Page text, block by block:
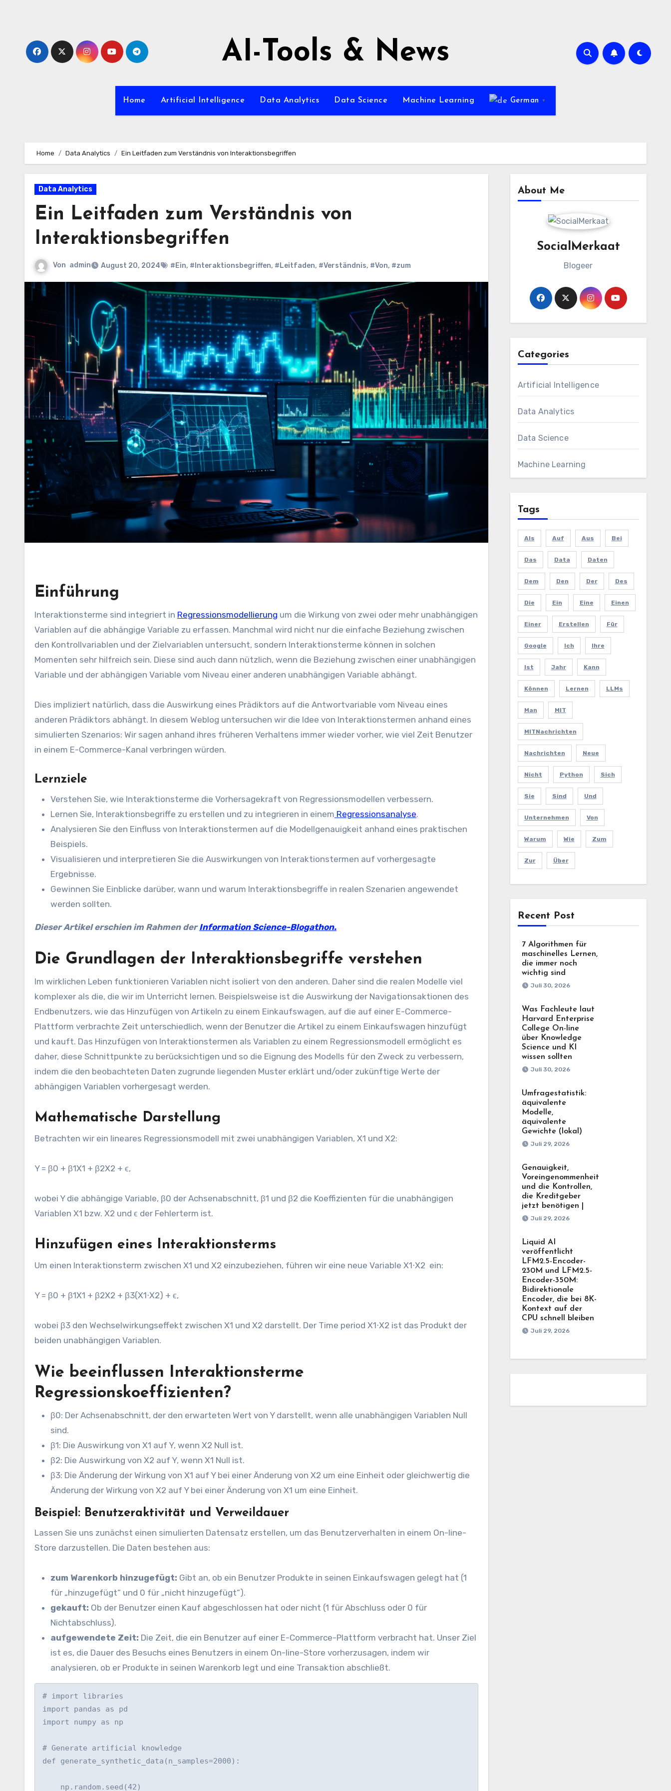
AI-Tools & News
Home Artificial Intelligence Data Analytics Data Science Machine Learning German ▼
Home Data Analytics Ein Leitfaden zum Verständnis von Interaktionsbegriffen
Data Analytics
Ein Leitfaden zum Verständnis von
Interaktionsbegriffen
Von admin August 20, 2024 #Ein, #Interaktionsbegriffen, #Leitfaden, #Verständnis, #Von, #zum
Einführung
Interaktionsterme sind integriert in Regressionsmodellierung um die Wirkung von zwei oder mehr unabhängigen
Variablen auf die abhängige Variable zu erfassen. Manchmal wird nicht nur die einfache Beziehung zwischen
den Kontrollvariablen und der Zielvariablen untersucht, sondern Interaktionsterme können in solchen
Momenten sehr hilfreich sein. Diese sind auch dann nützlich, wenn die Beziehung zwischen einer unabhängigen
Variable und der abhängigen Variable vom Niveau einer anderen unabhängigen Variable abhängt.
Dies impliziert natürlich, dass die Auswirkung eines Prädiktors auf die Antwortvariable vom Niveau eines
anderen Prädiktors abhängt. In diesem Weblog untersuchen wir die Idee von Interaktionstermen anhand eines
simulierten Szenarios: Wir sagen anhand ihres früheren Verhaltens immer wieder vorher, wie viel Zeit Benutzer
in einem E-Commerce-Kanal verbringen würden.
Lernziele
Verstehen Sie, wie Interaktionsterme die Vorhersagekraft von Regressionsmodellen verbessern.
Lernen Sie, Interaktionsbegriffe zu erstellen und zu integrieren in einem Regressionsanalyse.
Analysieren Sie den Einfluss von Interaktionstermen auf die Modellgenauigkeit anhand eines praktischen
Beispiels.
Visualisieren und interpretieren Sie die Auswirkungen von Interaktionstermen auf vorhergesagte
Ergebnisse.
Gewinnen Sie Einblicke darüber, wann und warum Interaktionsbegriffe in realen Szenarien angewendet
werden sollten.
Dieser Artikel erschien im Rahmen derInformation Science-Blogathon.
Die Grundlagen der Interaktionsbegriffe verstehen
Im wirklichen Leben funktionieren Variablen nicht isoliert von den anderen. Daher sind die realen Modelle viel
komplexer als die, die wir im Unterricht lernen. Beispielsweise ist die Auswirkung der Navigationsaktionen des
Endbenutzers, wie das Hinzufügen von Artikeln zu einem Einkaufswagen, auf die auf einer E-Commerce-
Plattform verbrachte Zeit unterschiedlich, wenn der Benutzer die Artikel zu einem Einkaufswagen hinzufügt
und kauft. Das Hinzufügen von Interaktionstermen als Variablen zu einem Regressionsmodell ermöglicht es
daher, diese Schnittpunkte zu berücksichtigen und so die Eignung des Modells für den Zweck zu verbessern,
indem die den beobachteten Daten zugrunde liegenden Muster erklärt und/oder zukünftige Werte der
abhängigen Variablen vorhergesagt werden.
Mathematische Darstellung
Betrachten wir ein lineares Regressionsmodell mit zwei unabhängigen Variablen, X1 und X2:
Y = β0​ + β1​X1​ + β2​X2​ + ϵ,
wobei Y die abhängige Variable, β0​ der Achsenabschnitt, β1​ und β2​ die Koeffizienten für die unabhängigen
Variablen X1​ bzw. X2 und ϵ der Fehlerterm ist.
Hinzufügen eines Interaktionsterms
Um einen Interaktionsterm zwischen X1​ und X2​ einzubeziehen, führen wir eine neue Variable X1⋅X2 ​ ein:
Y = β0 + β1X1 + β2X2 + β3(X1⋅X2) + ϵ,
wobei β3 den Wechselwirkungseffekt zwischen X1​ und X2​ darstellt. Der Time period X1⋅X2 ist das Produkt der
beiden unabhängigen Variablen.
Wie beeinflussen Interaktionsterme
Regressionskoeffizienten?
β0​: Der Achsenabschnitt, der den erwarteten Wert von Y darstellt, wenn alle unabhängigen Variablen Null
sind.
β1​: Die Auswirkung von X1​ auf Y, wenn X2​ Null ist.
β2​: Die Auswirkung von X2​ auf Y, wenn X1​ Null ist.
β3​: Die Änderung der Wirkung von X1​ auf Y bei einer Änderung von X2​ um eine Einheit oder gleichwertig die
Änderung der Wirkung von X2​ auf Y bei einer Änderung von X1​ um eine Einheit.​
Beispiel: Benutzeraktivität und Verweildauer
Lassen Sie uns zunächst einen simulierten Datensatz erstellen, um das Benutzerverhalten in einem On-line-
Store darzustellen. Die Daten bestehen aus:
zum Warenkorb hinzugefügt: Gibt an, ob ein Benutzer Produkte in seinen Einkaufswagen gelegt hat (1
für „hinzugefügt“ und 0 für „nicht hinzugefügt“).
gekauft: Ob der Benutzer einen Kauf abgeschlossen hat oder nicht (1 für Abschluss oder 0 für
Nichtabschluss).
aufgewendete Zeit: Die Zeit, die ein Benutzer auf einer E-Commerce-Plattform verbracht hat. Unser Ziel
ist es, die Dauer des Besuchs eines Benutzers in einem On-line-Store vorherzusagen, indem wir
analysieren, ob er Produkte in seinen Warenkorb legt und eine Transaktion abschließt.
# import libraries
import pandas as pd
import numpy as np
# Generate artificial knowledge
def generate_synthetic_data(n_samples=2000):
About Me
SocialMerkaat
Blogeer
Categories
Artificial Intelligence
Data Analytics
Data Science
Machine Learning
Tags
Als Auf Aus Bei
Das Data Daten
Dem Den Der Des
Die Ein Eine Einen
Einer Erstellen Für
Google Ich Ihre
Ist Jahr Kann
Können Lernen LLMs
Man MIT
MITNachrichten
Nachrichten Neue
Nicht Python Sich
Sie Sind Und
Unternehmen Von
Warum Wie Zum
Zur Über
Recent Post
7 Algorithmen für
maschinelles Lernen,
die immer noch
wichtig sind
Juli 30, 2026
Was Fachleute laut
Harvard Enterprise
College On-line
über Knowledge
Science und KI
wissen sollten
Juli 30, 2026
Umfragestatistik:
äquivalente
Modelle,
äquivalente
Gewichte (lokal)
Juli 29, 2026
Genauigkeit,
Voreingenommenheit
und die Kontrollen,
die Kreditgeber
jetzt benötigen |
Juli 29, 2026
Liquid AI
veröffentlicht
LFM2.5-Encoder-
230M und LFM2.5-
Encoder-350M:
Bidirektionale
Encoder, die bei 8K-
Kontext auf der
CPU schnell bleiben
Juli 29, 2026